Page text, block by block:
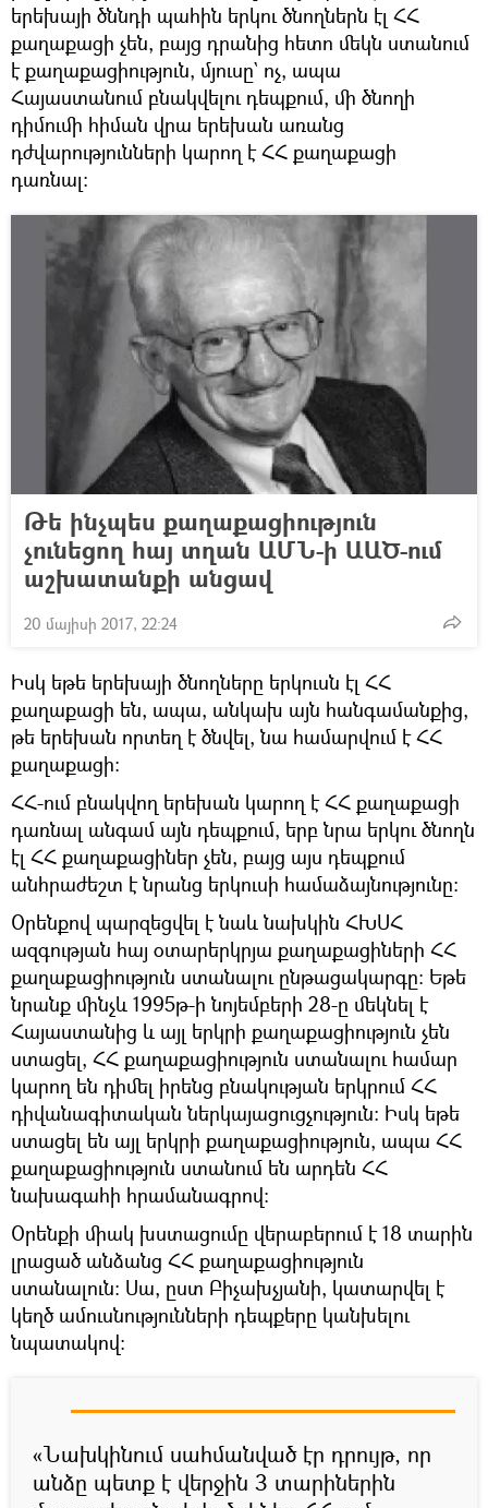
երեխայի ծննդի պահին երկու ծնողներն էլ ՀՀ
քաղաքացի չեն, բայց դրանից հետո մեկն ստանում
է քաղաքացիություն, մյուսը` ոչ, ապա
Հայաստանում բնակվելու դեպքում, մի ծնողի
դիմումի հիման վրա երեխան առանց
դժվարությունների կարող է ՀՀ քաղաքացի
դառնալ։
Թե ինչպես քաղաքացիություն
չունեցող հայ տղան ԱՄՆ-ի ԱԱԾ-ում
աշխատանքի անցավ
20 մայիսի 2017, 22:24
Իսկ եթե երեխայի ծնողները երկուսն էլ ՀՀ
քաղաքացի են, ապա, անկախ այն հանգամանքից,
թե երեխան որտեղ է ծնվել, նա համարվում է ՀՀ
քաղաքացի։
ՀՀ-ում բնակվող երեխան կարող է ՀՀ քաղաքացի
դառնալ անգամ այն դեպքում, երբ նրա երկու ծնողն
էլ ՀՀ քաղաքացիներ չեն, բայց այս դեպքում
անհրաժեշտ է նրանց երկուսի համաձայնությունը։
Օրենքով պարզեցվել է նաև նախկին ՀԽՍՀ
ազգության հայ օտարերկրյա քաղաքացիների ՀՀ
քաղաքացիություն ստանալու ընթացակարգը։ Եթե
նրանք մինչև 1995թ-ի նոյեմբերի 28-ը մեկնել է
Հայաստանից և այլ երկրի քաղաքացիություն չեն
ստացել, ՀՀ քաղաքացիություն ստանալու համար
կարող են դիմել իրենց բնակության երկրում ՀՀ
դիվանագիտական ներկայացուցչություն։ Իսկ եթե
ստացել են այլ երկրի քաղաքացիություն, ապա ՀՀ
քաղաքացիություն ստանում են արդեն ՀՀ
նախագահի հրամանագրով։
Օրենքի միակ խստացումը վերաբերում է 18 տարին
լրացած անձանց ՀՀ քաղաքացիություն
ստանալուն։ Սա, ըստ Բիչախչյանի, կատարվել է
կեղծ ամուսնությունների դեպքերը կանխելու
նպատակով։
«Նախկինում սահմանված էր դրույթ, որ
անձը պետք է վերջին 3 տարիներին